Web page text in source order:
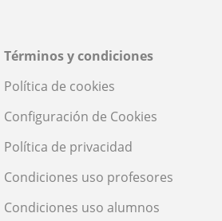
Términos y condiciones
Política de cookies
Configuración de Cookies
Política de privacidad
Condiciones uso profesores
Condiciones uso alumnos